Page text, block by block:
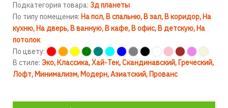
Подкатегория товара: 3д планеты
По типу помещения: На пол В спальню В зал В коридор На
кухню На дверь В ванную В кафе В офис В детскую На
потолок
По цвету:
В стиле: Эко Классика Хай-Тек Скандинавский Греческий
Лофт Минимализм Модерн Азиатский Прованс